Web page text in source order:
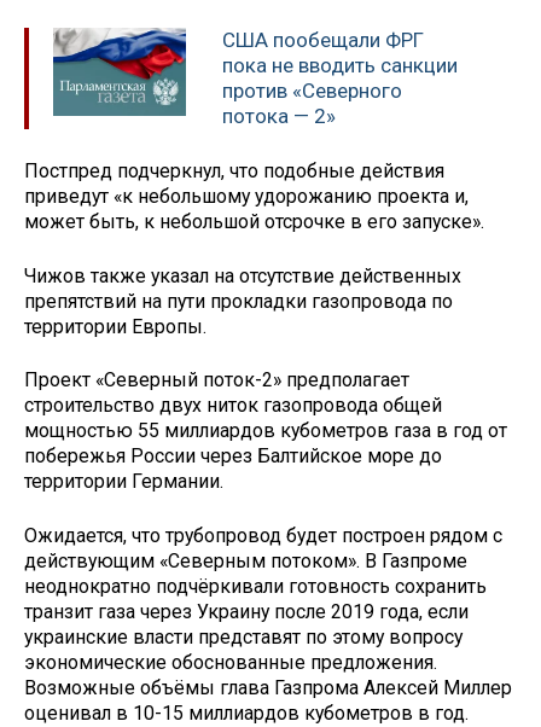
США пообещали ФРГ
пока не вводить санкции
против «Северного
потока — 2»
Постпред подчеркнул, что подобные действия
приведут «к небольшому удорожанию проекта и,
может быть, к небольшой отсрочке в его запуске».
Чижов также указал на отсутствие действенных
препятствий на пути прокладки газопровода по
территории Европы.
Проект «Северный поток-2» предполагает
строительство двух ниток газопровода общей
мощностью 55 миллиардов кубометров газа в год от
побережья России через Балтийское море до
территории Германии.
Ожидается, что трубопровод будет построен рядом с
действующим «Северным потоком». В Газпроме
неоднократно подчёркивали готовность сохранить
транзит газа через Украину после 2019 года, если
украинские власти представят по этому вопросу
экономические обоснованные предложения.
Возможные объёмы глава Газпрома Алексей Миллер
оценивал в 10-15 миллиардов кубометров в год.